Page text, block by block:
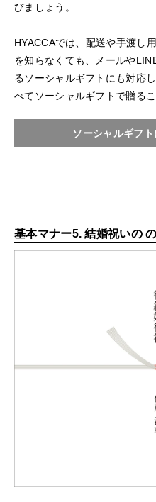
びましょう。
HYACCAでは、配送や手渡し
を知らなくても、メールや
るソーシャルギフトにも対応
べてソーシャルギフトで贈るこ
ソーシャルギフ
基本マナー5. 結婚祝いの